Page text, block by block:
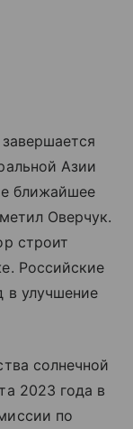
Азии
ближайшее
Оверчук.
строит
Российские
в улучшение
солнечной
2023 года в
по